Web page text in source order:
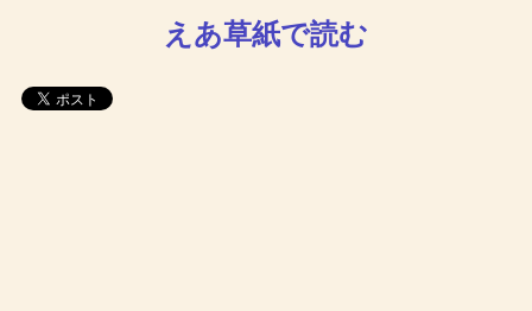
えあ草紙で読む